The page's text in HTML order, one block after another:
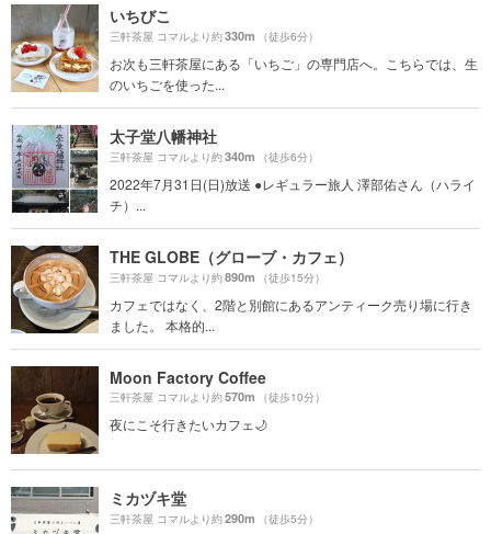
いちびこ
三軒茶屋 コマルより約330m （徒歩6分）
お次も三軒茶屋にある「いちご」の専門店へ。こちらでは、生
のいちごを使った...
太子堂八幡神社
三軒茶屋 コマルより約340m （徒歩6分）
2022年7月31日(日)放送 ●レギュラー旅人 澤部佑さん（ハライ
チ）...
THE GLOBE（グローブ・カフェ）
三軒茶屋 コマルより約890m （徒歩15分）
カフェではなく、2階と別館にあるアンティーク売り場に行き
ました。 本格的...
Moon Factory Coffee
三軒茶屋 コマルより約570m （徒歩10分）
夜にこそ行きたいカフェ🌙
ミカヅキ堂
三軒茶屋 コマルより約290m （徒歩5分）